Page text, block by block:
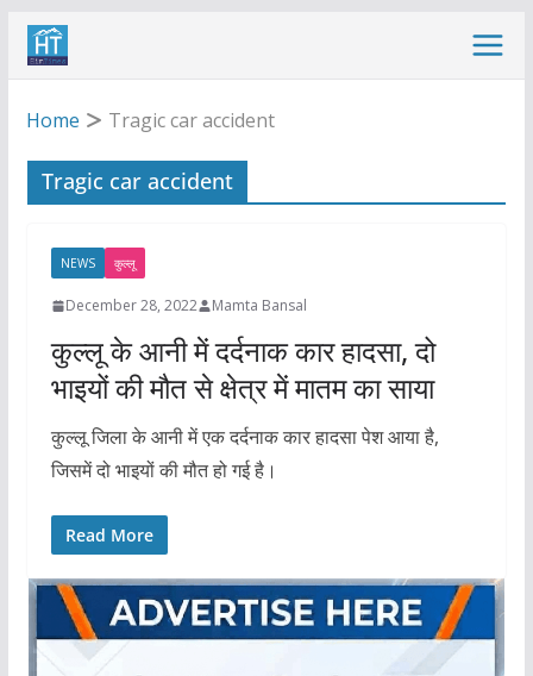
Skip
Home
Tragic car accident
Tragic car accident
NEWS कुल्लू
December 28, 2022 Mamta Bansal
कुल्लू के आनी में दर्दनाक कार हादसा, दो
भाइयों की मौत से क्षेत्र में मातम का साया
कुल्लू जिला के आनी में एक दर्दनाक कार हादसा पेश आया है,
जिसमें दो भाइयों की मौत हो गई है।
Read More